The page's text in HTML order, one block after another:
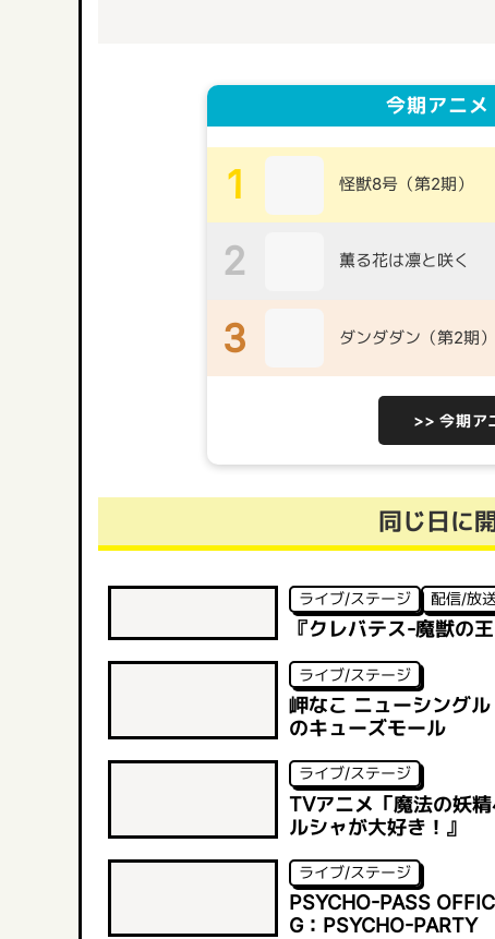
今期アニ
1 怪獣8号（第2期）
2 薫る花は凛と咲く
3 ダンダダン（第2期）
>> 今期ア
同じ日に
ライブ/ステージ 配信/放送
『クレバテス-魔獣の
ライブ/ステージ
岬なこ ニューシング
のキューズモール
ライブ/ステージ
TVアニメ「魔法の妖
ルシャが大好き！』
ライブ/ステージ
PSYCHO-PASS
G：PSYCHO-PARTY